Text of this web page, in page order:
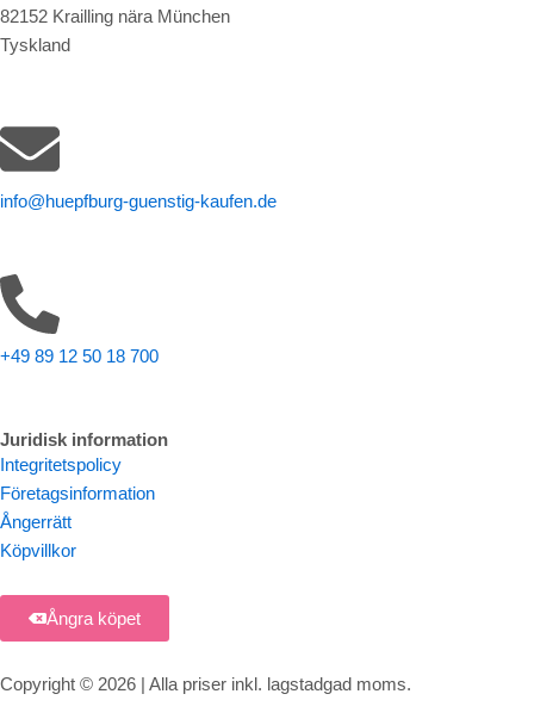
82152 Krailling nära München
Tyskland
info@huepfburg-guenstig-kaufen.de
+49 89 12 50 18 700
Juridisk information
Integritetspolicy
Företagsinformation
Ångerrätt
Köpvillkor
Ångra köpet
Copyright © 2026 | Alla priser inkl. lagstadgad moms.